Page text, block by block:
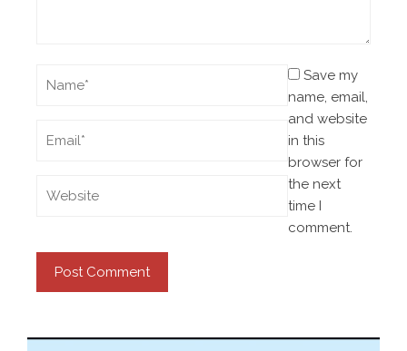
Save my
name, email,
and website
in this
browser for
the next
time I
comment.